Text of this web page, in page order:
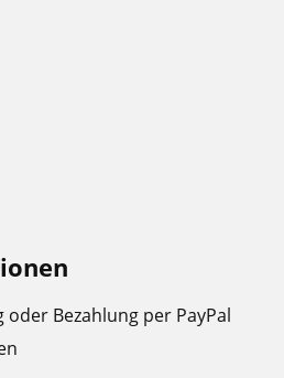
Bezahlung per PayPal